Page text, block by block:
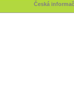
Česká